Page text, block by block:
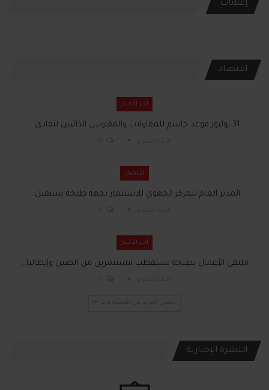
إعلانات
اقتصاد
آخر الأخبار
31 يوليوز موعد حاسم للمقاولات والمقاولين الذاتيين لتفادي…
اقتصاد
المدير العام للمركز الجهوي للاستثمار بجهة طنجة يستقبل…
آخر الأخبار
ملتقى الأعمال بطنجة يستقطب مستثمرين من الصين وإيطاليا…
النشرة الإخبارية